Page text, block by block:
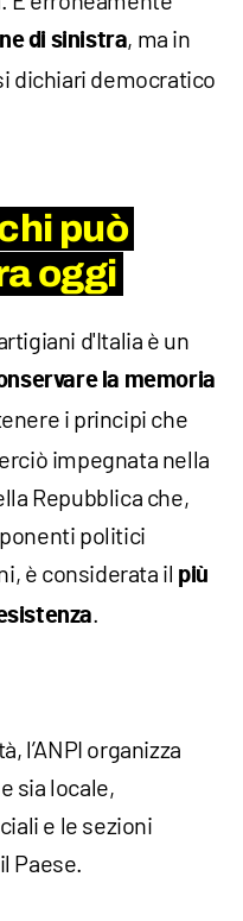
di sinistra, ma in
dichiari democratico
chi può
oggi
d'Italia è un
la memoria
i principi che
impegnata nella
Repubblica che,
politici
è considerata il più
.
l’ANPI organizza
sia locale,
e le sezioni
Paese.